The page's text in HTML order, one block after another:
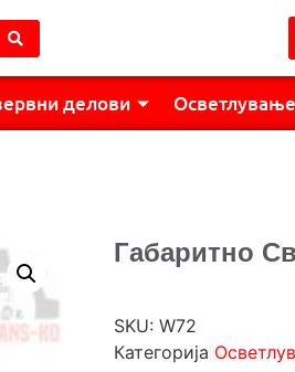
делови Осветлување
Габаритно
SKU: W72
Категорија